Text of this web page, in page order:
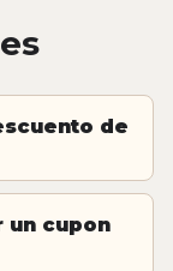
de
un cupon